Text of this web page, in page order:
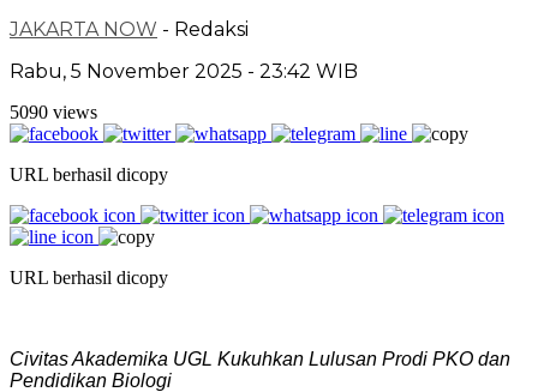
JAKARTA NOW - Redaksi
Rabu, 5 November 2025 - 23:42 WIB
5090 views
URL berhasil dicopy
URL berhasil dicopy
Civitas Akademika UGL Kukuhkan Lulusan Prodi PKO dan
Pendidikan Biologi